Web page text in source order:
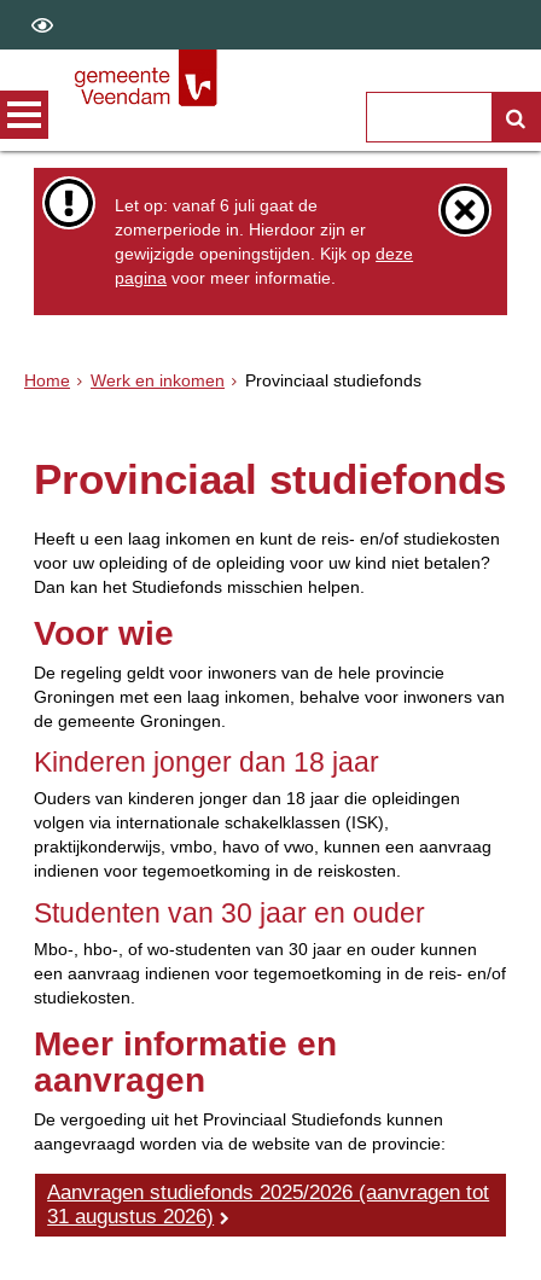
Let op: vanaf 6 juli gaat de
zomerperiode in. Hierdoor zijn er
gewijzigde openingstijden. Kijk opdeze
pagina voor meer informatie.
Home Werk en inkomen Provinciaal studiefonds
Provinciaal studiefonds
Heeft u een laag inkomen en kunt de reis- en/of studiekosten
voor uw opleiding of de opleiding voor uw kind niet betalen?
Dan kan het Studiefonds misschien helpen.
Voor wie
De regeling geldt voor inwoners van de hele provincie
Groningen met een laag inkomen, behalve voor inwoners van
de gemeente Groningen.
Kinderen jonger dan 18 jaar
Ouders van kinderen jonger dan 18 jaar die opleidingen
volgen via internationale schakelklassen (ISK),
praktijkonderwijs, vmbo, havo of vwo, kunnen een aanvraag
indienen voor tegemoetkoming in de reiskosten.
Studenten van 30 jaar en ouder
Mbo-, hbo-, of wo-studenten van 30 jaar en ouder kunnen
een aanvraag indienen voor tegemoetkoming in de reis- en/of
studiekosten.
Meer informatie en
aanvragen
De vergoeding uit het Provinciaal Studiefonds kunnen
aangevraagd worden via de website van de provincie:
Aanvragen studiefonds 2025/2026 (aanvragen tot
31 augustus 2026)